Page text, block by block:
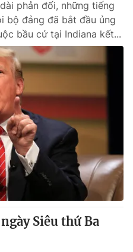
phản đối, những tiếng
bộ đảng đã bắt đầu ủng
bầu cử tại Indiana kết...
Siêu thứ Ba